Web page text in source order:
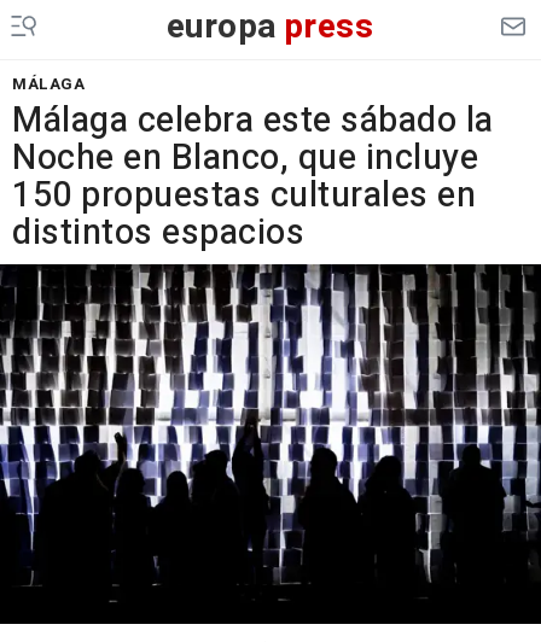
europa press
MÁLAGA
Málaga celebra este sábado la
Noche en Blanco, que incluye
150 propuestas culturales en
distintos espacios